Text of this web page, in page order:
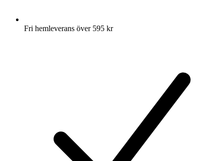
Fri hemleverans över 595 kr